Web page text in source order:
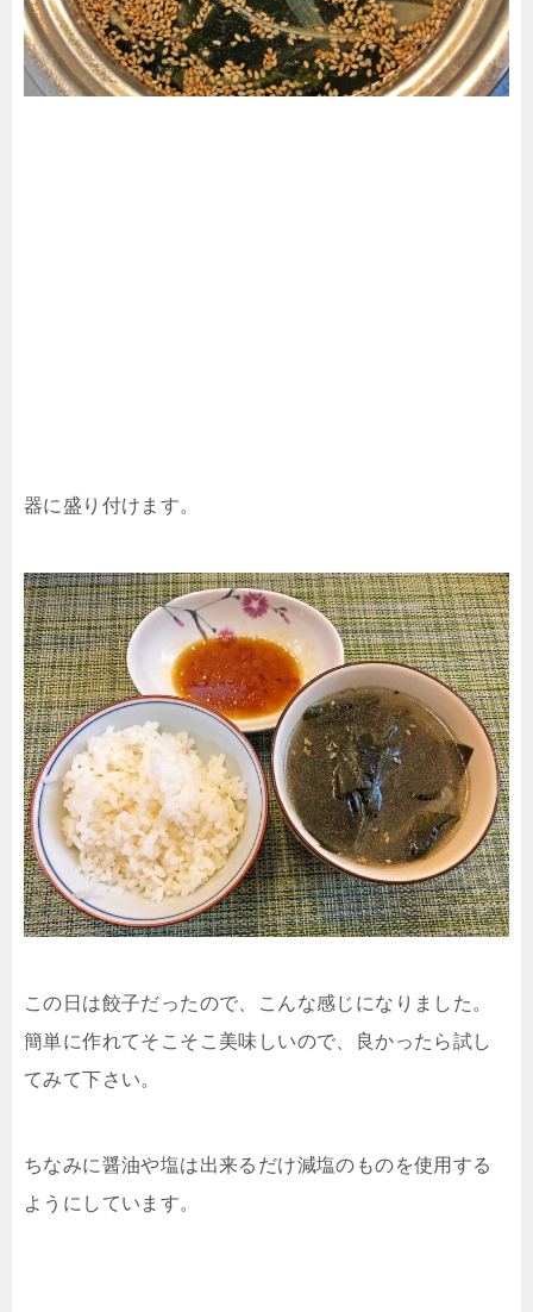
器に盛り付けます。
この日は餃子だったので、こんな感じになりました。
簡単に作れてそこそこ美味しいので、良かったら試し
てみて下さい。
ちなみに醤油や塩は出来るだけ減塩のものを使用する
ようにしています。